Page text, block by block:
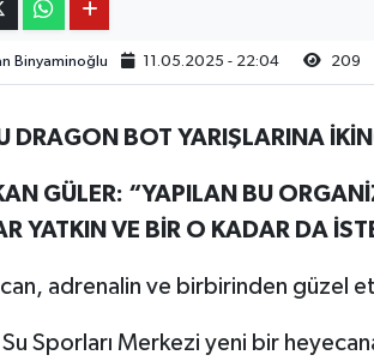
Binyaminoğlu 11.05.2025 - 22:04 209
DRAGON BOT YARIŞLARINA
GÜLER: “YAPILAN BU
YATKIN VE BİR O KADAR DA
adrenalin ve birbirinden güzel
Sporları Merkezi yeni bir